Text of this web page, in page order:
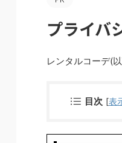
プライバ
レンタルコーデ(
目次 [表